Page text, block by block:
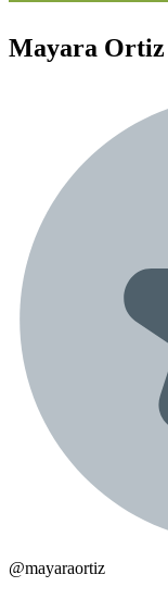
Mayara Ortiz
@mayaraortiz